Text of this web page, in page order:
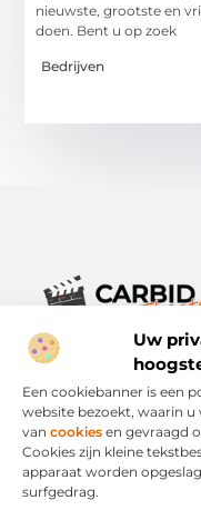
Uw
Een cookiebanner is een
website bezoekt, waarin
van cookies en gevraagd
Cookies zijn kleine
apparaat worden
surfgedrag.
nieuwste, grootste en
doen. Bent u op zoek
Bedrijven
Verhalen die
Ontdek een breed
informeren en
Bericht categorie